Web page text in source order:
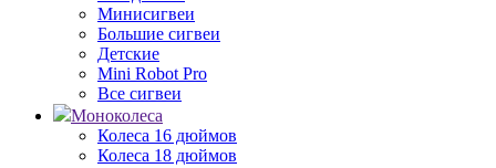
Минисигвеи
Большие сигвеи
Детские
Mini Robot Pro
Все сигвеи
Моноколеса
Колеса 16 дюймов
Колеса 18 дюймов